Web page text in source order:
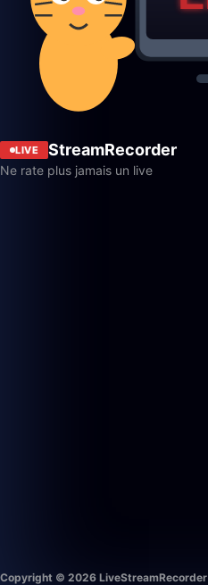
LIVE StreamRecorder
Ne rate plus jamais un live
Copyright © 2026 LiveStreamRecorder